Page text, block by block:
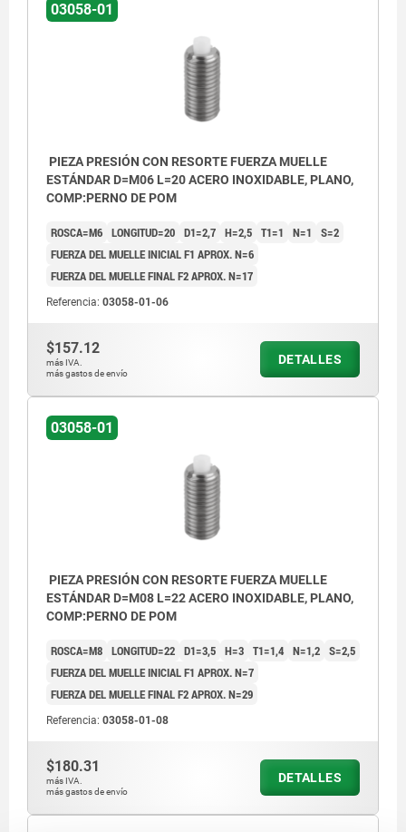
1) Tornillo de sujeción pegado
03058-01
PIEZA PRESIÓN CON RESORTE FUERZA MUELLE
ESTÁNDAR D=M06 L=20 ACERO INOXIDABLE, PLANO,
COMP:PERNO DE POM
ROSCA=M6 LONGITUD=20 D1=2,7 H=2,5 T1=1 N=1
S=2
FUERZA DEL MUELLE INICIAL F1 APROX. N=6
FUERZA DEL MUELLE FINAL F2 APROX. N=17
Referencia: 03058-01-06
$157.12
más IVA.
más gastos de envío
DETALLES
03058-01
PIEZA PRESIÓN CON RESORTE FUERZA MUELLE
ESTÁNDAR D=M08 L=22 ACERO INOXIDABLE, PLANO,
COMP:PERNO DE POM
ROSCA=M8 LONGITUD=22 D1=3,5 H=3 T1=1,4 N=1,2 S=2,5
FUERZA DEL MUELLE INICIAL F1 APROX. N=7
FUERZA DEL MUELLE FINAL F2 APROX. N=29
Referencia: 03058-01-08
$180.31
más IVA.
más gastos de envío
DETALLES